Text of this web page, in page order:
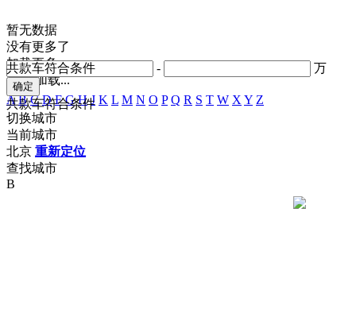
- 万
共款车符合条件
共款车符合条件
暂无数据
没有更多了
加载更多
正在加载...
A B C D F G H J K L M N O P Q R S T W X Y Z
切换城市
当前城市
北京 重新定位
查找城市
B